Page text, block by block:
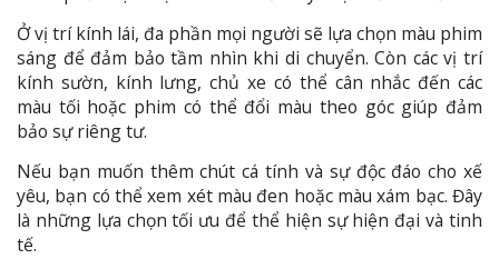
Ở vị trí kính lái, đa phần mọi người sẽ lựa chọn màu phim
sáng để đảm bảo tầm nhìn khi di chuyển. Còn các vị trí
kính sườn, kính lưng, chủ xe có thể cân nhắc đến các
màu tối hoặc phim có thể đổi màu theo góc giúp đảm
bảo sự riêng tư.
Nếu bạn muốn thêm chút cá tính và sự độc đáo cho xế
yêu, bạn có thể xem xét màu đen hoặc màu xám bạc. Đây
là những lựa chọn tối ưu để thể hiện sự hiện đại và tinh
tế.